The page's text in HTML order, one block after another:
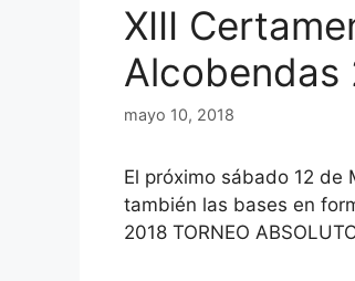
XIII
Alcobendas
mayo 10, 2018
El próximo sábado 12
también las bases en
2018 TORNEO